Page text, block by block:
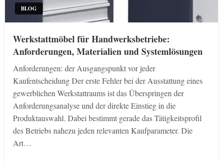
BLOG
Werkstattmöbel für Handwerksbetriebe:
Anforderungen, Materialien und Systemlösungen
Anforderungen: der Ausgangspunkt vor jeder
Kaufentscheidung Der erste Fehler bei der Ausstattung eines
gewerblichen Werkstattraums ist das Überspringen der
Anforderungsanalyse und der direkte Einstieg in die
Produktauswahl. Dabei bestimmt gerade das Tätigkeitsprofil
des Betriebs nahezu jeden relevanten Kaufparameter. Die
Art…